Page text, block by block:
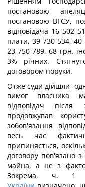
постановою
постановою ВГСУ,
відповідача 16 502
плати, 39 730 534, 40
23 750 789, 68 грн.
3% річних.
договором поруки.
Отже суди дійшли
вимог власника
відповідач після
продовжував
зобов'язання
весь час
припиняється,
договору пов'язано
майна, а не з
Зокрема, ч. 1